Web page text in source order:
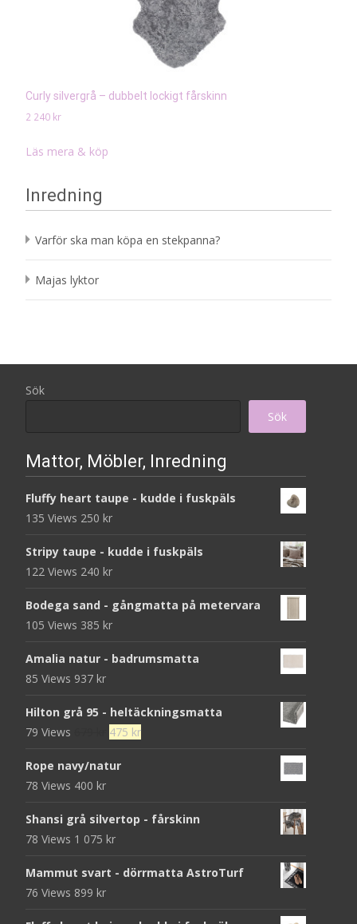
Curly silvergrå – dubbelt lockigt fårskinn
2 240 kr
Läs mera & köp
Inredning
Varför ska man köpa en stekpanna?
Majas lyktor
Sök
Sök
Mattor, Möbler, Inredning
Fluffy heart taupe - kudde i fuskpäls
135 Views 250 kr
Stripy taupe - kudde i fuskpäls
122 Views 240 kr
Bodega sand - gångmatta på metervara
105 Views 385 kr
Amalia natur - badrumsmatta
85 Views 937 kr
Hilton grå 95 - heltäckningsmatta
79 Views
Det
priset
475 krDet
475 kr.
Rope navy/natur
78 Views 400 kr
Shansi grå silvertop - fårskinn
78 Views 1 075 kr
Mammut svart - dörrmatta AstroTurf
76 Views 899 kr